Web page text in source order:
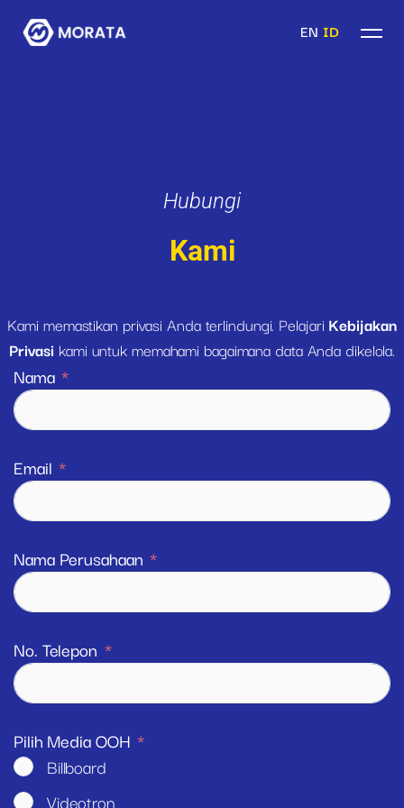
EN ID
Hubungi
Kami
Kami memastikan privasi Anda terlindungi. Pelajari Kebijakan
Privasi kami untuk memahami bagaimana data Anda dikelola.
Nama
Email
Nama Perusahaan
No. Telepon
Pilih Media OOH
Billboard
Videotron